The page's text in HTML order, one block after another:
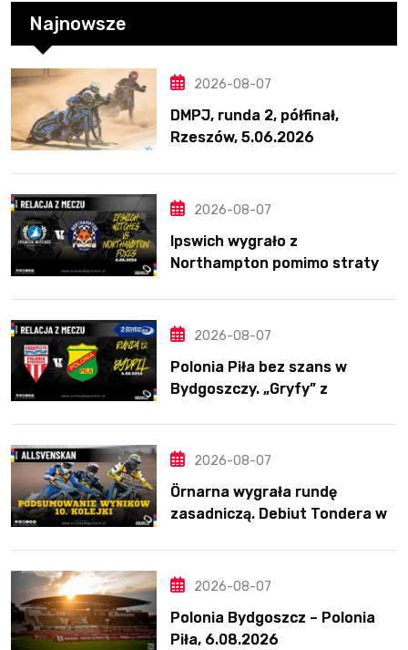
Najnowsze
2026-08-07
DMPJ, runda 2, półfinał,
Rzeszów, 5.06.2026
2026-08-07
Ipswich wygrało z
Northampton pomimo straty
2026-08-07
Polonia Piła bez szans w
Bydgoszczy. „Gryfy” z
2026-08-07
Örnarna wygrała rundę
zasadniczą. Debiut Tondera w
2026-08-07
Polonia Bydgoszcz – Polonia
Piła, 6.08.2026